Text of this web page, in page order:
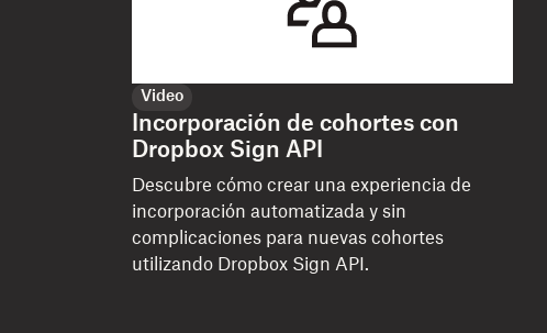
Video
Incorporación de cohortes con
Dropbox Sign API
Descubre cómo crear una experiencia de
incorporación automatizada y sin
complicaciones para nuevas cohortes
utilizando Dropbox Sign API.